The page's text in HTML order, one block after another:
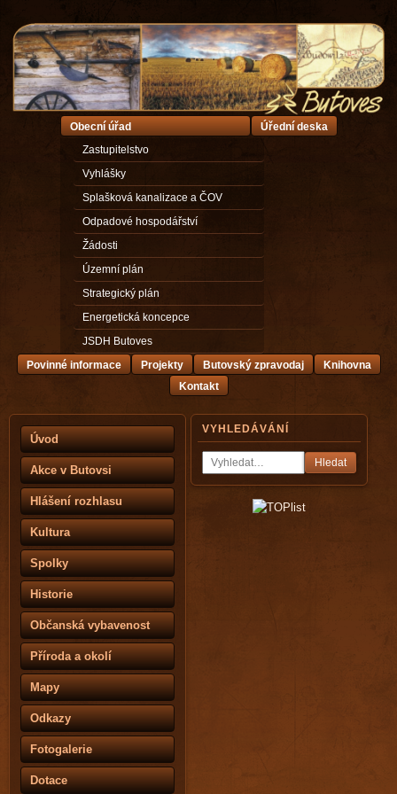
Úvod
Akce v Butovsi
Hlášení rozhlasu
Kultura
Spolky
Historie
Občanská vybavenost
Příroda a okolí
Mapy
Odkazy
Fotogalerie
Dotace
VYHLEDÁVÁNÍ
Hledat
Obecní úřad
Zastupitelstvo
Vyhlášky
Splašková kanalizace a ČOV
Odpadové hospodářství
Žádosti
Územní plán
Strategický plán
Energetická koncepce
JSDH Butoves
Úřední deska
Povinné informace Projekty Butovský zpravodaj
Knihovna
Kontakt